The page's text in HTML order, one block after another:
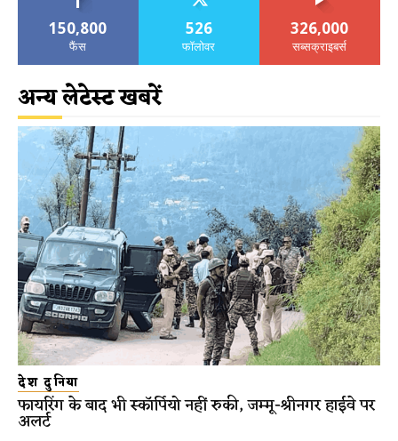
150,800
फैंस
526
फॉलोवर
326,000
सब्सक्राइबर्स
अन्य लेटेस्ट खबरें
देश दुनिया
फायरिंग के बाद भी स्कॉर्पियो नहीं रुकी, जम्मू-श्रीनगर हाईवे पर
अलर्ट